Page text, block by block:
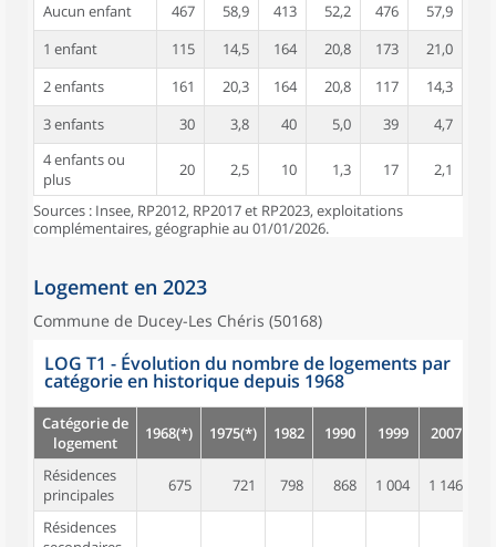
Aucun enfant
467 58,9 413 52,2 476
57,9
1 enfant
115 14,5 164 20,8 173
21,0
2 enfants
161 20,3 164 20,8 117
14,3
3 enfants
30 3,8 40 5,0 39
4,7
4 enfants ou
plus
20 2,5 10 1,3 17 2,1
Sources : Insee, RP2012, RP2017 et RP2023, exploitations
complémentaires, géographie au 01/01/2026.
Logement en 2023
Commune de Ducey-Les Chéris (50168)
LOG T1 - Évolution du nombre de logements par
catégorie en historique depuis 1968
Catégorie de
logement
1968(*) 1975(*) 1982 1990 1999 2007
Résidences
principales
675 721 798 868 1 004 1 146
Résidences